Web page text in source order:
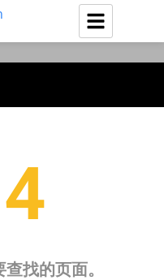
找的页面。